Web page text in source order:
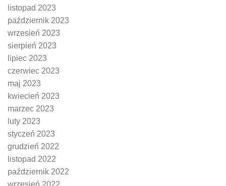
listopad 2023
październik 2023
wrzesień 2023
sierpień 2023
lipiec 2023
czerwiec 2023
maj 2023
kwiecień 2023
marzec 2023
luty 2023
styczeń 2023
grudzień 2022
listopad 2022
październik 2022